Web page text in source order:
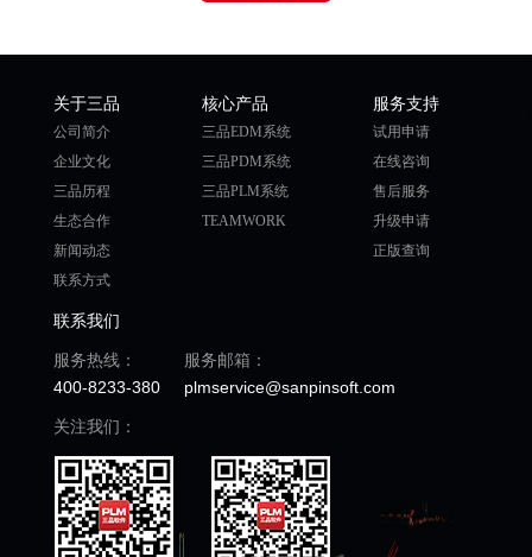
关于三品
公司简介
企业文化
三品历程
生态合作
新闻动态
联系方式
核心产品
三品EDM系统
三品PDM系统
三品PLM系统
TEAMWORK
服务支持
试用申请
在线咨询
售后服务
升级申请
正版查询
联系我们
服务热线：
400-8233-380
服务邮箱：
plmservice@sanpinsoft.com
关注我们：